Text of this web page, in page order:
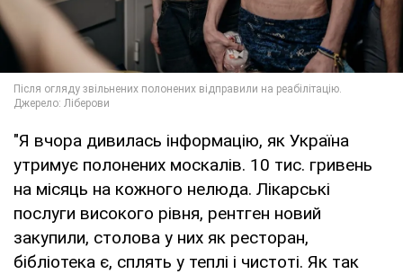
"Я вчора дивилась інформацію, як Україна
утримує полонених москалів. 10 тис. гривень
на місяць на кожного нелюда. Лікарські
послуги високого рівня, рентген новий
закупили, столова у них як ресторан,
бібліотека є, сплять у теплі і чистоті. Як так